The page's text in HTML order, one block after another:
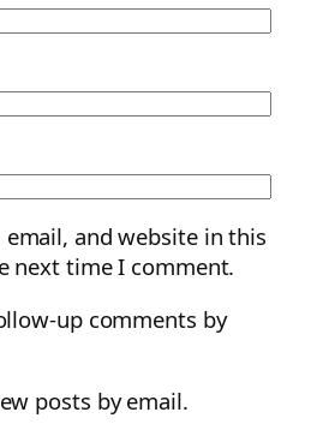
email, and website in this
next time I comment.
up comments by
posts by email.